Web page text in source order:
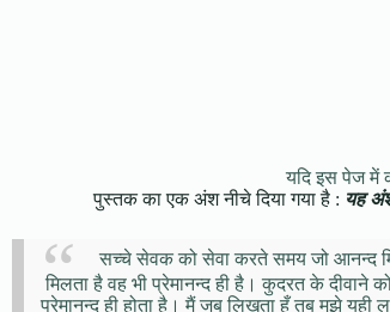
यदि इस पेज में
पुस्तक का एक अंश नीचे दिया गया है : यह
सच्चे सेवक को सेवा करते समय जो आनन्द
मिलता है वह भी प्रेमानन्द ही है। कुदरत के दीवाने
प्रेमानन्द ही होता है। मैं जब लिखता हूँ तब मुझे